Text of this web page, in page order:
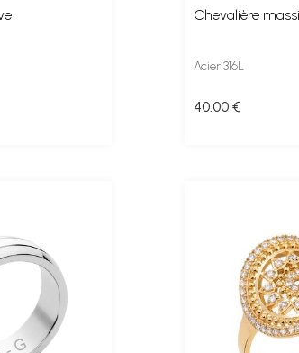
Chevalière
Acier 316L
40.00 €